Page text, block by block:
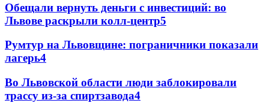
Обещали вернуть деньги с инвестиций: во
Львове раскрыли колл-центр5
Румтур на Львовщине: пограничники показали
лагерь4
Во Львовской области люди заблокировали
трассу из-за спиртзавода4